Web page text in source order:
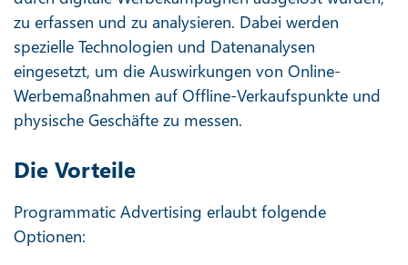
zu erfassen und zu analysieren. Dabei werden
spezielle Technologien und Datenanalysen
eingesetzt, um die Auswirkungen von Online-
Werbemaßnahmen auf Offline-Verkaufspunkte und
physische Geschäfte zu messen.
Die Vorteile
Programmatic Advertising erlaubt folgende
Optionen: